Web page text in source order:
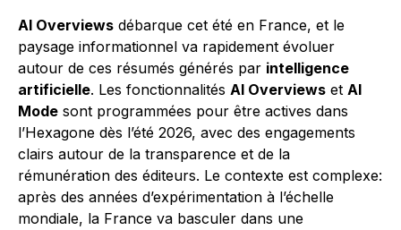
AI Overviews débarque cet été en France, et le
paysage informationnel va rapidement évoluer
autour de ces résumés générés par intelligence
artificielle. Les fonctionnalités AI Overviews et AI
Mode sont programmées pour être actives dans
l’Hexagone dès l’été 2026, avec des engagements
clairs autour de la transparence et de la
rémunération des éditeurs. Le contexte est complexe:
après des années d’expérimentation à l’échelle
mondiale, la France va basculer dans une